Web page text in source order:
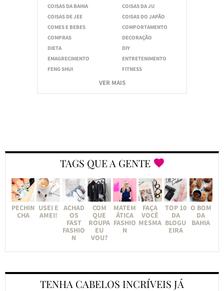
COISAS DA BAHIA
COISAS DA JU
COISAS DE JEE
COISAS DO JAPÃO
COMES E BEBES
COMPORTAMENTO
COMPRAS
DECORAÇÃO
DIETA
DIY
EMAGRECIMENTO
ENTRETENIMENTO
FENG SHUI
FITNESS
VER MAIS
TAGS QUE A GENTE
PECHIN
CHA
USEI E
AMEI!
ACHAD
OS
FAST
FASHIO
N
COM
QUE
ROUPA
EU
VOU?
MATEM
ÁTICA
FASHIO
N
FAÇA
VOCÊ
MESMA
TOP 10
DA
BLOGU
EIRA
O BOM
DA
BAHIA
TENHA CABELOS INCRÍVEIS JÁ